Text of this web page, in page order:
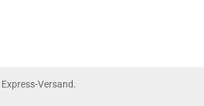
Versand.